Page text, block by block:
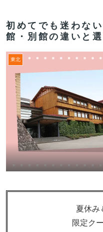
初めてでも迷わな
館・別館の違いと
東北
夏休み
限定ク